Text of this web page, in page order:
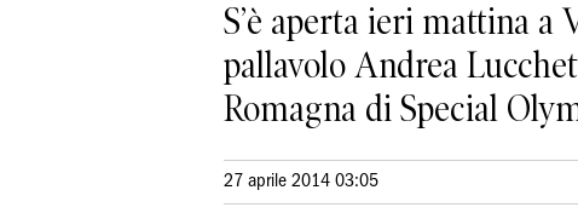
S’è aperta ieri mattina a
pallavolo Andrea
Romagna di Special
27 aprile 2014 03:05